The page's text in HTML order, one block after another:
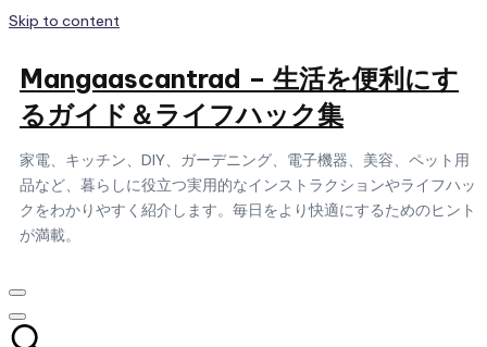
Skip to content
Mangaascantrad – 生活を便利にす
るガイド＆ライフハック集
家電、キッチン、DIY、ガーデニング、電子機器、美容、ペット用
品など、暮らしに役立つ実用的なインストラクションやライフハッ
クをわかりやすく紹介します。毎日をより快適にするためのヒント
が満載。